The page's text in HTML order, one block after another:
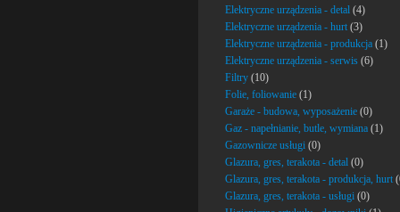
Elektryczne urządzenia - detal (4)
Elektryczne urządzenia - hurt (3)
Elektryczne urządzenia - produkcja (1)
Elektryczne urządzenia - serwis (6)
Filtry (10)
Folie, foliowanie (1)
Garaże - budowa, wyposażenie (0)
Gaz - napełnianie, butle, wymiana (1)
Gazownicze usługi (0)
Glazura, gres, terakota - detal (0)
Glazura, gres, terakota - produkcja, hurt
Glazura, gres, terakota - usługi (0)